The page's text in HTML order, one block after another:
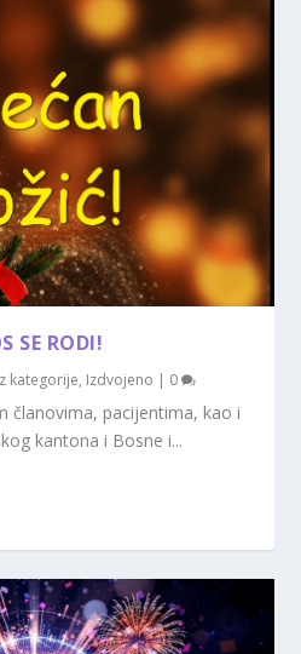
SE RODI!
kategorije, Izdvojeno | 0
članovima, pacijentima, kao i
kantona i Bosne i...